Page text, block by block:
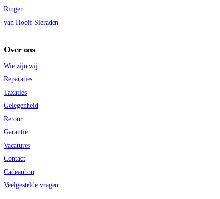
Ringen
van Hooff Sieraden
Over ons
Wie zijn wij
Reparaties
Taxaties
Gelegenheid
Retour
Garantie
Vacatures
Contact
Cadeaubon
Veelgestelde vragen